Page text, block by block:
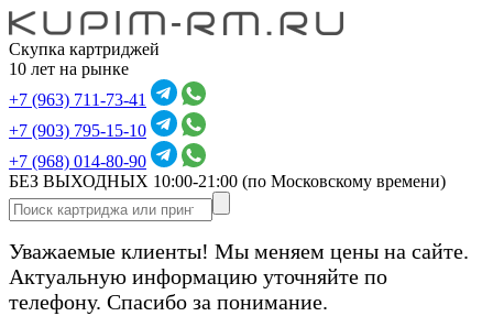
Скупка картриджей
10 лет на рынке
+7 (963) 711-73-41
+7 (903) 795-15-10
+7 (968) 014-80-90
БЕЗ ВЫХОДНЫХ 10:00-21:00 (по Московскому времени)
Уважаемые клиенты! Мы меняем цены на сайте.
Актуальную информацию уточняйте по
телефону. Спасибо за понимание.